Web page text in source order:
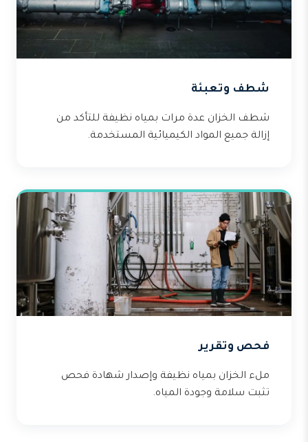
شطف وتعبئة
شطف الخزان عدة مرات بمياه نظيفة للتأكد من
إزالة جميع المواد الكيميائية المستخدمة.
فحص وتقرير
ملء الخزان بمياه نظيفة وإصدار شهادة فحص
تثبت سلامة وجودة المياه.